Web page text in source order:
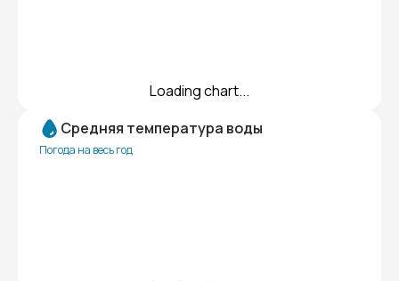
Loading chart...
Средняя температура воды
Погода на весь год